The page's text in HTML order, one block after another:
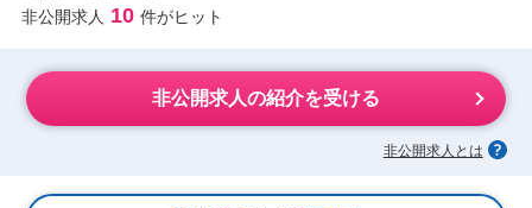
非公開求人 10 件がヒット
非公開求人の紹介を受ける
非公開求人とは